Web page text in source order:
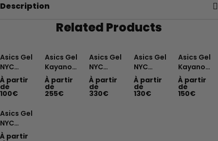
Description
Related Products
Asics Gel
NYC
White
Smoke
Grey
À partir
de
100€
Asics Gel
Kayano
14
Unlimited
Pack
À partir
de
255€
Asics Gel
NYC
Cream
Artic Sky
À partir
de
330€
Asics Gel
NYC
White
Feather
Grey
À partir
de
130€
Asics Gel
Kayano
14 Oyster
White
Steeple
À partir
de
150€
Asics Gel
NYC
Oatmeal
À partir